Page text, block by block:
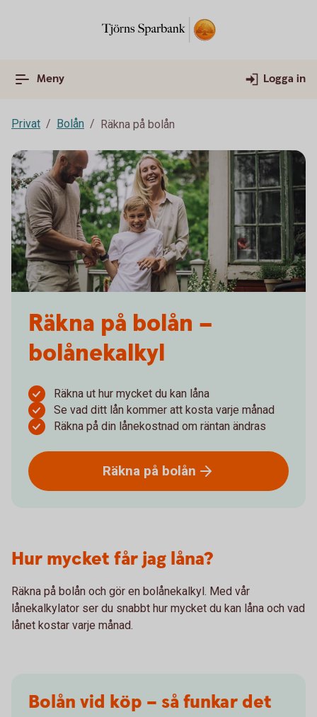
Meny Logga in
Privat Bolån Räkna på bolån
Räkna på bolån –
bolånekalkyl
Räkna ut hur mycket du kan låna
Se vad ditt lån kommer att kosta varje månad
Räkna på din lånekostnad om räntan ändras
Räkna på bolån
Hur mycket får jag låna?
Räkna på bolån och gör en bolånekalkyl. Med vår
lånekalkylator ser du snabbt hur mycket du kan låna och vad
lånet kostar varje månad.
Bolån vid köp – så funkar det